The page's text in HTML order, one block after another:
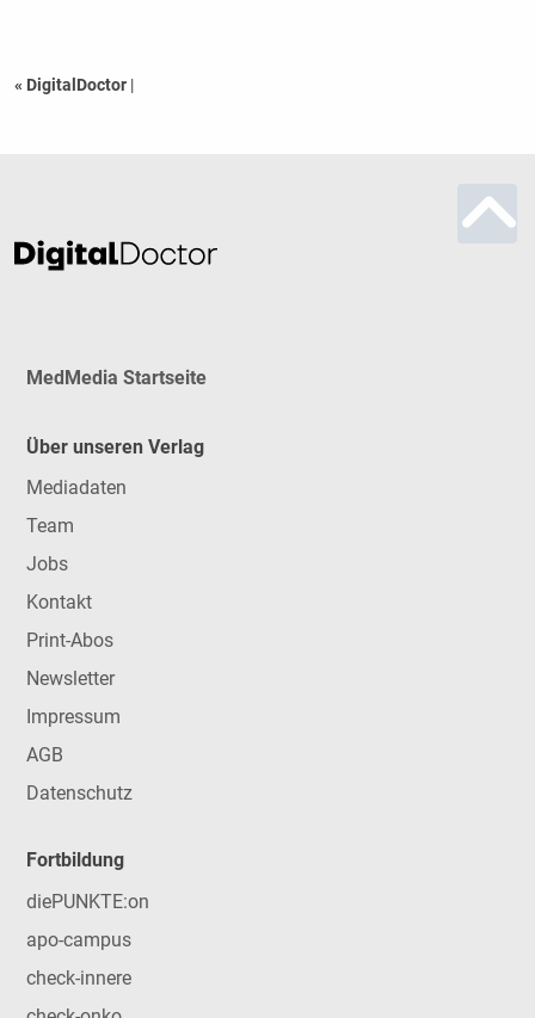
« DigitalDoctor |
MedMedia Startseite
Über unseren Verlag
Mediadaten
Team
Jobs
Kontakt
Print-Abos
Newsletter
Impressum
AGB
Datenschutz
Fortbildung
diePUNKTE:on
apo-campus
check-innere